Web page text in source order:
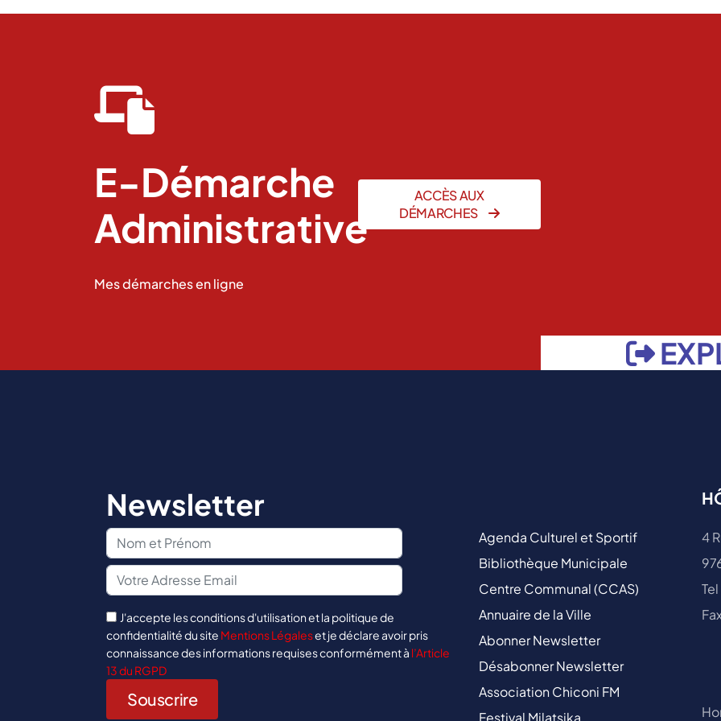
fa-
laptop-
E-Démarche
Administrative
ACCÈS AUX
DÉMARCHES
Mes démarches en ligne
Newsletter
J'accepte les conditions d'utilisation et la politique de
confidentialité du site Mentions Légaleset je déclare avoir pris
connaissance des informations requises conformément à l’Article
13 du RGPD
Agenda Culturel et Sportif
Bibliothèque Municipale
Centre Communal (CCAS)
Annuaire de la Ville
Abonner Newsletter
Désabonner Newsletter
Association Chiconi FM
Festival Milatsika
4